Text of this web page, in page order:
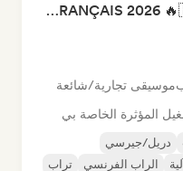
RAP FRANÇAIS 2026 🔥🇫🇷 (Way Records)
موسيقى تجارية/شائعة
المؤثرة الخاصة بي
دريل/جيرسي
الراب الفرنسي تراب